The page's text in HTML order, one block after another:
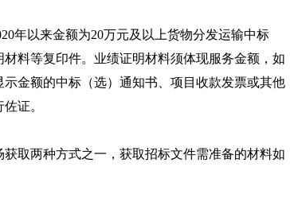
以来金额为20万元及以上货物分发运输中标
材料等复印件。业绩证明材料须体现服务金额，如
金额的中标（选）通知书、项目收款发票或其他
证。
两种方式之一，获取招标文件需准备的材料如